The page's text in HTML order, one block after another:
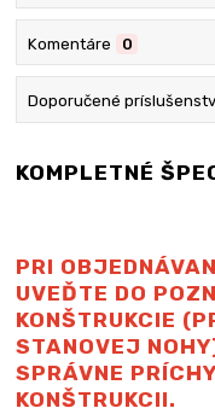
Komentáre 0
Doporučené
KOMPLETNÉ
PRI
UVEĎTE DO
KONŠTRUKCIE
STANOVEJ
SPRÁVNE
KONŠTRUKCII.